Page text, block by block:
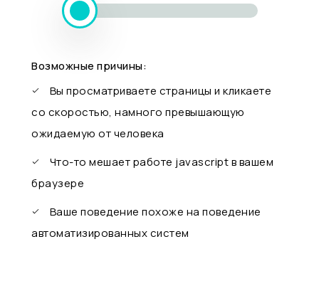
Возможные причины:
Вы просматриваете страницы и кликаете
со скоростью, намного превышающую
ожидаемую от человека
Что-то мешает работе javascript в вашем
браузере
Ваше поведение похоже на поведение
автоматизированных систем